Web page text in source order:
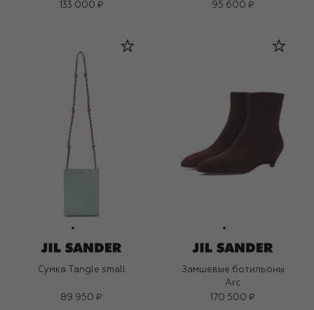
133 000 ₽
95 600 ₽
Сумка Tangle small
89 950 ₽
Замшевые ботильоны
Arc
170 500 ₽